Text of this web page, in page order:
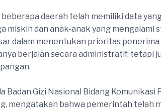
daerah telah memiliki data
miskin dan anak-anak yang mengalami
dalam menentukan prioritas penerima
berjalan secara administratif, tetapi
Badan Gizi Nasional Bidang Komunikasi
mengatakan bahwa pemerintah telah